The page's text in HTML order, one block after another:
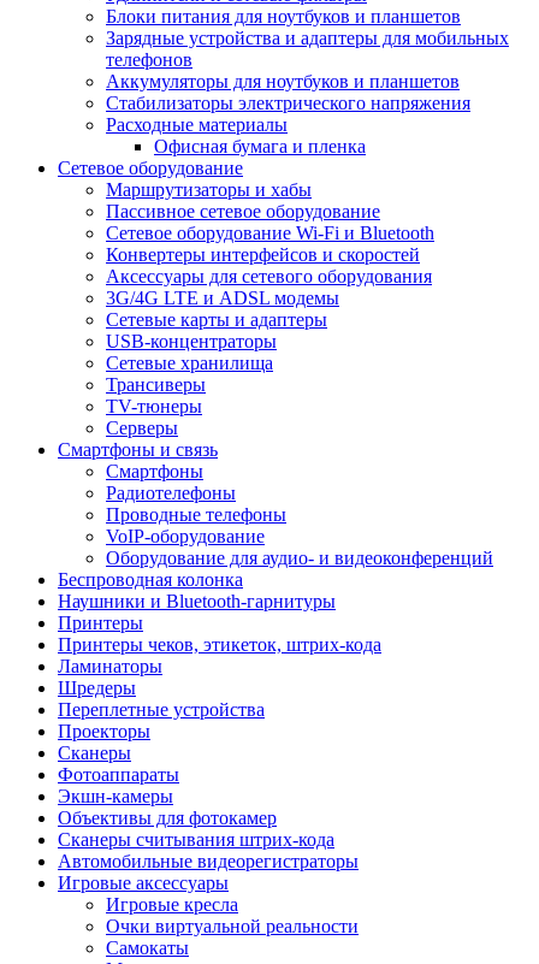
Блоки питания для ноутбуков и планшетов
Зарядные устройства и адаптеры для мобильных
телефонов
Аккумуляторы для ноутбуков и планшетов
Стабилизаторы электрического напряжения
Расходные материалы
Офисная бумага и пленка
Сетевое оборудование
Маршрутизаторы и хабы
Пассивное сетевое оборудование
Сетевое оборудование Wi-Fi и Bluetooth
Конвертеры интерфейсов и скоростей
Аксессуары для сетевого оборудования
3G/4G LTE и ADSL модемы
Сетевые карты и адаптеры
USB-концентраторы
Сетевые хранилища
Трансиверы
TV-тюнеры
Серверы
Смартфоны и связь
Смартфоны
Радиотелефоны
Проводные телефоны
VoIP-оборудование
Оборудование для аудио- и видеоконференций
Беспроводная колонка
Наушники и Bluetooth-гарнитуры
Принтеры
Принтеры чеков, этикеток, штрих-кода
Ламинаторы
Шредеры
Переплетные устройства
Проекторы
Сканеры
Фотоаппараты
Экшн-камеры
Объективы для фотокамер
Сканеры считывания штрих-кода
Автомобильные видеорегистраторы
Игровые аксессуары
Игровые кресла
Очки виртуальной реальности
Самокаты